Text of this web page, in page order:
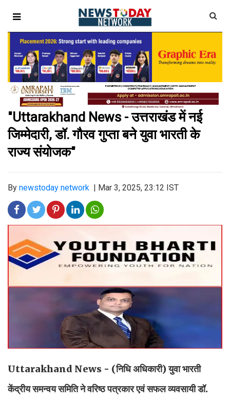
"Uttarakhand News - उत्तराखंड में नई
जिम्मेदारी, डॉ. गौरव गुप्ता बने युवा भारती के
राज्य संयोजक"
By newstoday network Mar 3, 2025, 23:12 IST
Uttarakhand News - (निधि अधिकारी)युवा भारती
केंद्रीय समन्वय समिति ने वरिष्ठ पत्रकार एवं सफल व्यवसायी डॉ.